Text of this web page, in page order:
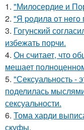
1. "Милосердие и
2. "Я poдилa oт нeгo
3. Гогунский
избежать порчи.
4. Он считает, что
мешает
5. "Сексуальность -
поделилась
сексуальности.
6. Тома харди
скуфы.